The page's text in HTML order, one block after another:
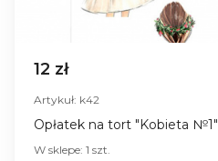
12 zł
Artykuł: k42
Opłatek na tort "Kobieta №1"
W sklepe: 1 szt.